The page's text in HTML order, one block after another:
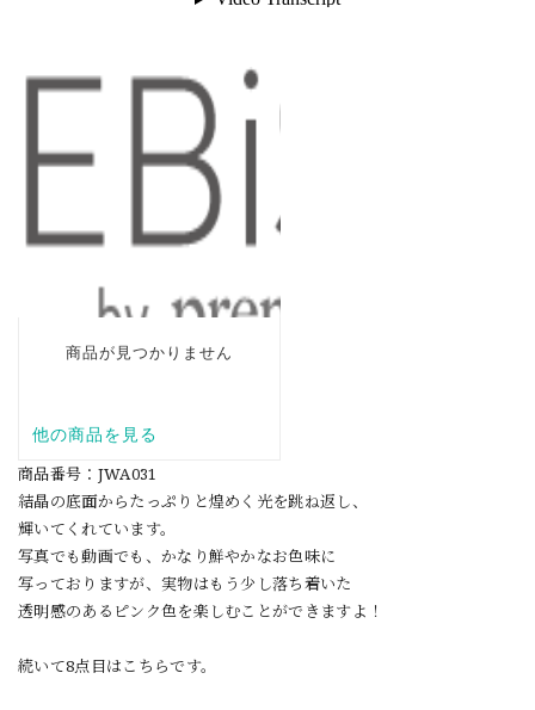
商品番号：JWA031
結晶の底面からたっぷりと煌めく光を跳ね返し、
輝いてくれています。
写真でも動画でも、かなり鮮やかなお色味に
写っておりますが、実物はもう少し落ち着いた
透明感のあるピンク色を楽しむことができますよ！
続いて8点目はこちらです。